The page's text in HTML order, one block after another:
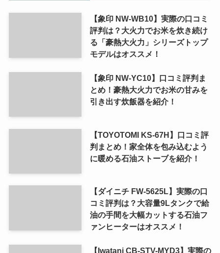
【象印 NW-WB10】実際の口コミ
評判は？大火力でお米を炊き続け
る「豪熱大火力」シリーズトップ
モデルはオススメ！
【象印 NW-YC10】口コミ評判ま
とめ！豪熱大火力でお米の甘みを
引き出す炊飯器を紹介！
【TOYOTOMI KS-67H】口コミ評
判まとめ！家全体を包み込むよう
に暖める石油ストーブを紹介！
【ダイニチ FW-5625L】実際の口
コミ評判は？大容量9Lタンクで給
油の手間を大幅カットする石油フ
ァンヒーターはオススメ！
【Iwatani CB-STV-MYD3】実際の